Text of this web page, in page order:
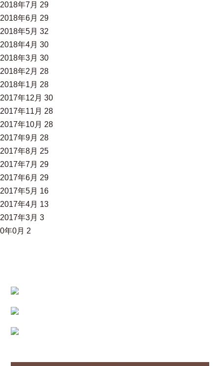
2018年7月 29
2018年6月 29
2018年5月 32
2018年4月 30
2018年3月 30
2018年2月 28
2018年1月 28
2017年12月 30
2017年11月 28
2017年10月 28
2017年9月 28
2017年8月 25
2017年7月 29
2017年6月 29
2017年5月 16
2017年4月 13
2017年3月 3
0年0月 2